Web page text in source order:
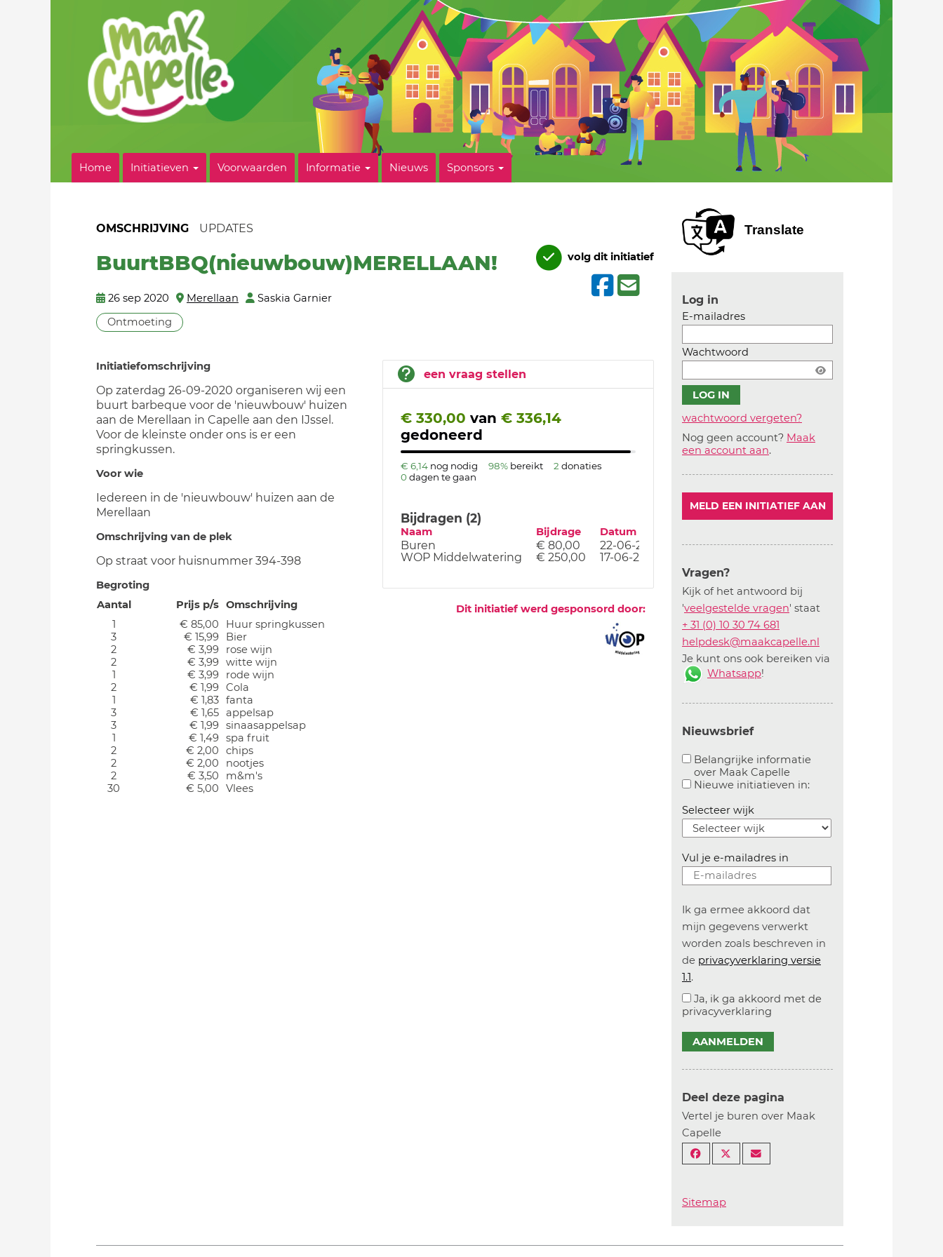
Home Initiatieven Voorwaarden Informatie Nieuws Sponsors
OMSCHRIJVING UPDATES
BuurtBBQ(nieuwbouw)MERELLAAN!
26 sep 2020 Merellaan
Saskia Garnier
Ontmoeting
volg dit initiatief
een vraag stellen
€ 330,00 van € 336,14
gedoneerd
€ 6,14 nog nodig 98% bereikt 2 donaties
0 dagen te gaan
Bijdragen (2)
Naam Bijdrage Datum
Buren € 80,00
22-06-20
WOP Middelwatering
€ 250,00 17-06-20
Dit initiatief werd gesponsord door:
Initiatiefomschrijving
Op zaterdag 26-09-2020 organiseren wij een
buurt barbeque voor de 'nieuwbouw' huizen
aan de Merellaan in Capelle aan den IJssel.
Voor de kleinste onder ons is er een
springkussen.
Voor wie
Iedereen in de 'nieuwbouw' huizen aan de
Merellaan
Omschrijving van de plek
Op straat voor huisnummer 394-398
Begroting
Aantal
Prijs p/s Omschrijving
1
€ 85,00
Huur springkussen
3
€ 15,99
Bier
2
€ 3,99
rose wijn
2
€ 3,99 witte wijn
1
€ 3,99
rode wijn
2
€ 1,99 Cola
1
€ 1,83 fanta
3
€ 1,65 appelsap
3
€ 1,99 sinaasappelsap
1
€ 1,49 spa fruit
2
€ 2,00
chips
2
€ 2,00
nootjes
2
€ 3,50
m&m's
30
€ 5,00 Vlees
Translate
Log in
E-mailadres
Wachtwoord
wachtwoord vergeten?
Nog geen account? Maak
een account aan.
MELD EEN INITIATIEF AAN
Vragen?
Kijk of het antwoord bij
'veelgestelde vragen' staat
+ 31 (0) 10 30 74 681
helpdesk@maakcapelle.nl
Je kunt ons ook bereiken via
Whatsapp!
Nieuwsbrief
Belangrijke informatie
over Maak Capelle
Aanvinken om belangrijke informatie over
Nieuwe initiatieven in:Aanvinken om
Selecteer wijk
Vul je e-mailadres in
Ik ga ermee akkoord dat
mijn gegevens verwerkt
worden zoals beschreven in
de privacyverklaring versie
1.1.
Ja, ik ga akkoord met de
privacyverklaring
AANMELDEN
Deel deze pagina
Vertel je buren over Maak
Capelle
Sitemap